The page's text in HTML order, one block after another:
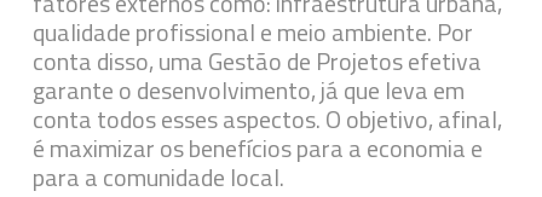
qualidade profissional e meio ambiente. Por
conta disso, uma Gestão de Projetos efetiva
garante o desenvolvimento, já que leva em
conta todos esses aspectos. O objetivo, afinal,
é maximizar os benefícios para a economia e
para a comunidade local.